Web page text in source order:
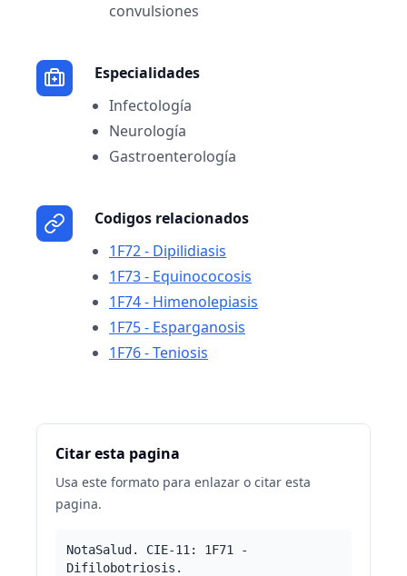
convulsiones
Especialidades
Infectología
Neurología
Gastroenterología
Codigos relacionados
1F72 - Dipilidiasis
1F73 - Equinococosis
1F74 - Himenolepiasis
1F75 - Esparganosis
1F76 - Teniosis
Citar esta pagina
Usa este formato para enlazar o citar esta
pagina.
NotaSalud. CIE-11: 1F71 -
Difilobotriosis.